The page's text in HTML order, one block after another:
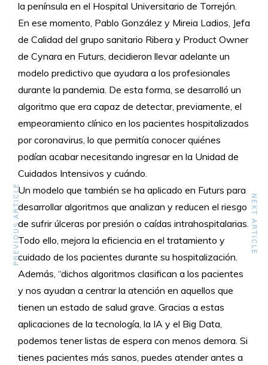
la península en el Hospital Universitario de Torrejón.
En ese momento, Pablo González y Mireia Ladios, Jefa
de Calidad del grupo sanitario Ribera y Product Owner
de Cynara en Futurs, decidieron llevar adelante un
modelo predictivo que ayudara a los profesionales
durante la pandemia. De esta forma, se desarrolló un
algoritmo que era capaz de detectar, previamente, el
empeoramiento clínico en los pacientes hospitalizados
por coronavirus, lo que permitía conocer quiénes
podían acabar necesitando ingresar en la Unidad de
Cuidados Intensivos y cuándo.
Un modelo que también se ha aplicado en Futurs para
desarrollar algoritmos que analizan y reducen el riesgo
de sufrir úlceras por presión o caídas intrahospitalarias.
Todo ello, mejora la eficiencia en el tratamiento y
cuidado de los pacientes durante su hospitalización.
Además, “dichos algoritmos clasifican a los pacientes
y nos ayudan a centrar la atención en aquellos que
tienen un estado de salud grave. Gracias a estas
aplicaciones de la tecnología, la IA y el Big Data,
podemos tener listas de espera con menos demora. Si
tienes pacientes más sanos, puedes atender antes a
PREVIOUS ARTICLE NEXT ARTICLE